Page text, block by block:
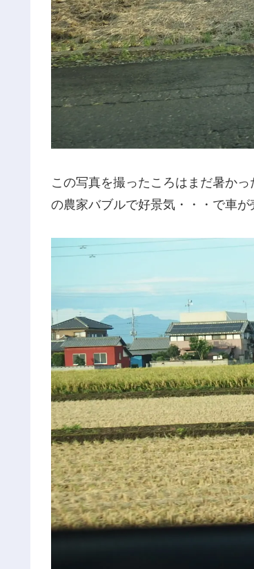
この写真を撮ったころはまだ暑か
の農家バブルで好景気・・・で車が